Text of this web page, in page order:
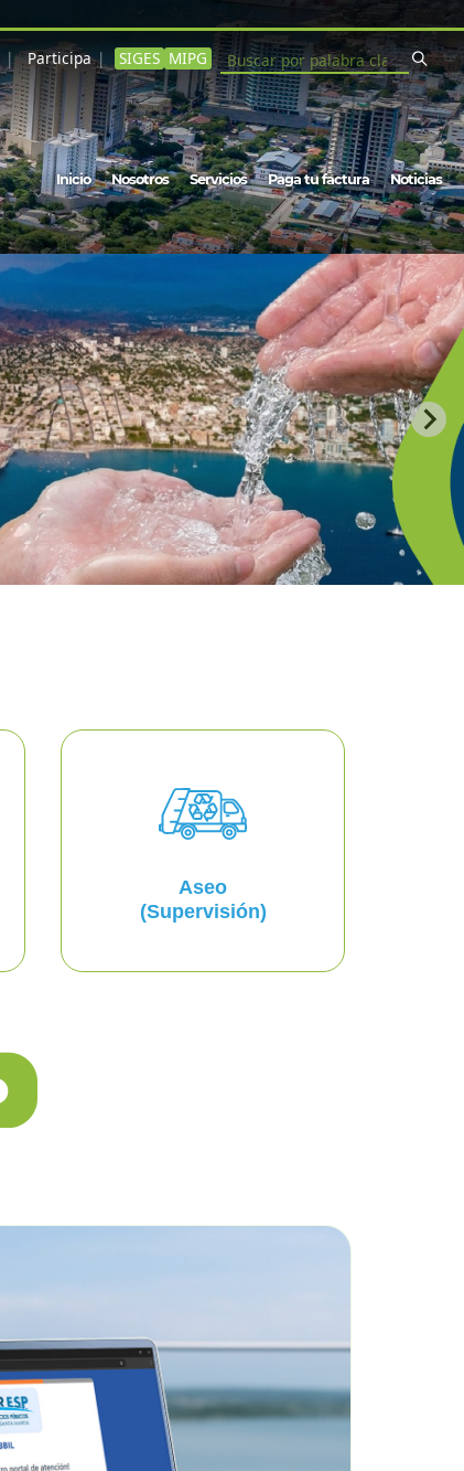
Participa SIGES MIPG Buscar
Navegación principal
Inicio Nosotros Servicios Paga tu factura Noticias
Aseo
(Supervisión)